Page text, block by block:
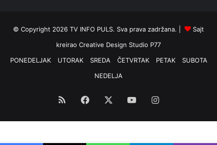
© Copyright 2026 TV INFO PULS. Sva prava zadržana. |
Sajt
kreirao Creative Design Studio P77
PONEDELJAK
UTORAK SREDA ČETVRTAK PETAK
SUBOTA
NEDELJA
RSS Facebook YouTubeInstagram